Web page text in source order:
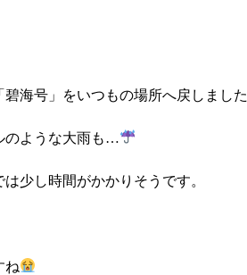
海号」をいつもの場所へ戻しました
のような大雨も…
少し時間がかかりそうです。
ね